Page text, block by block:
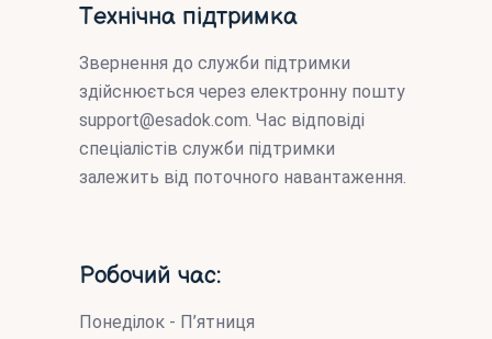
Технічна підтримка
Звернення до служби підтримки
здійснюється через електронну пошту
support@esadok.com. Час відповіді
спеціалістів служби підтримки
залежить від поточного навантаження.
Робочий час:
Понеділок - П’ятниця